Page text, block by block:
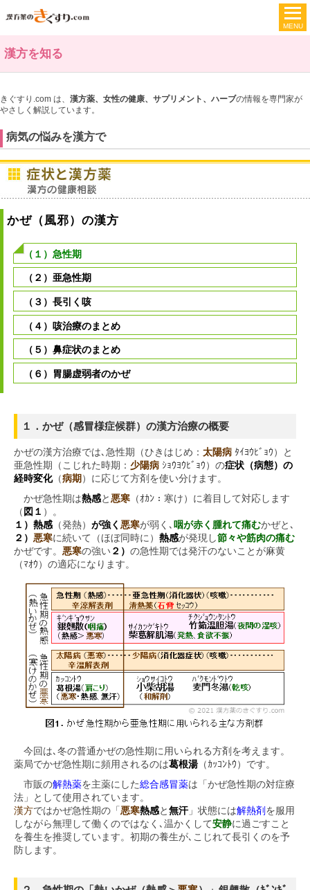
漢方を知る
きぐすり.com は、 漢方薬、女性の健康、サプリメント、ハーブの情報を専門家が
やさしく解説しています。
病気の悩みを漢方で
かぜ（風邪）の漢方
（１）急性期
（２）亜急性期
（３）長引く咳
（４）咳治療のまとめ
（５）鼻症状のまとめ
（６）胃腸虚弱者のかぜ
１．かぜ（感冒様症候群）の漢方治療の概要
かぜの漢方治療では､急性期（ひきはじめ： 太陽病 ﾀｲﾖｳﾋﾞｮｳ）と
亜急性期（こじれた時期： 少陽病 ｼｮｳﾖｳﾋﾞｮｳ）の症状（病態）の
経時変化（病期 ）に応じて方剤を使い分けます。
かぜ急性期は熱感と 悪寒 （ｵｶﾝ：寒け）に着目して対応します
（ 図１ ）。
１）熱感 （発熱） が強く 悪寒が弱く､ 咽が赤く腫れて痛むかぜと､
２） 悪寒に続いて（ほぼ同時に） 熱感が発現し節々や筋肉の痛む
かぜです。 悪寒の強い ２） の急性期では発汗のないことが麻黄
（ﾏｵｳ）の適応になります。
今回は､冬の普通かぜの急性期に用いられる方剤を考えます。
薬局でかぜ急性期に頻用されるのは葛根湯（ｶｯｺﾝﾄｳ）です。
市販の解熱薬を主薬にした総合感冒薬は「かぜ急性期の対症療
法」として使用されています。
漢方ではかぜ急性期の「 悪寒熱感と 無汗」状態には解熱剤 を服用
しながら無理して働くのではなく､温かくして安静に過ごすこと
を養生を推奨しています。初期の養生が､こじれて長引くのを予
防します。